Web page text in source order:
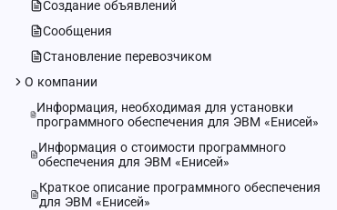
Создание объявлений
Сообщения
Становление перевозчиком
О компании
Информация, необходимая для установки
программного обеспечения для ЭВМ «Енисей»
Информация о стоимости программного
обеспечения для ЭВМ «Енисей»
Краткое описание программного обеспечения
для ЭВМ «Енисей»